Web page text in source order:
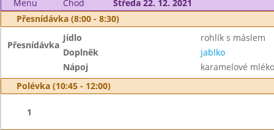
Menu
Chod
Středa 22. 12. 2021
Přesnídávka (8:00 - 8:30)
Přesnídávka
Jídlo
rohlík s máslem
Doplněk
jablko
Nápoj
karamelové
Polévka (10:45 - 12:00)
1